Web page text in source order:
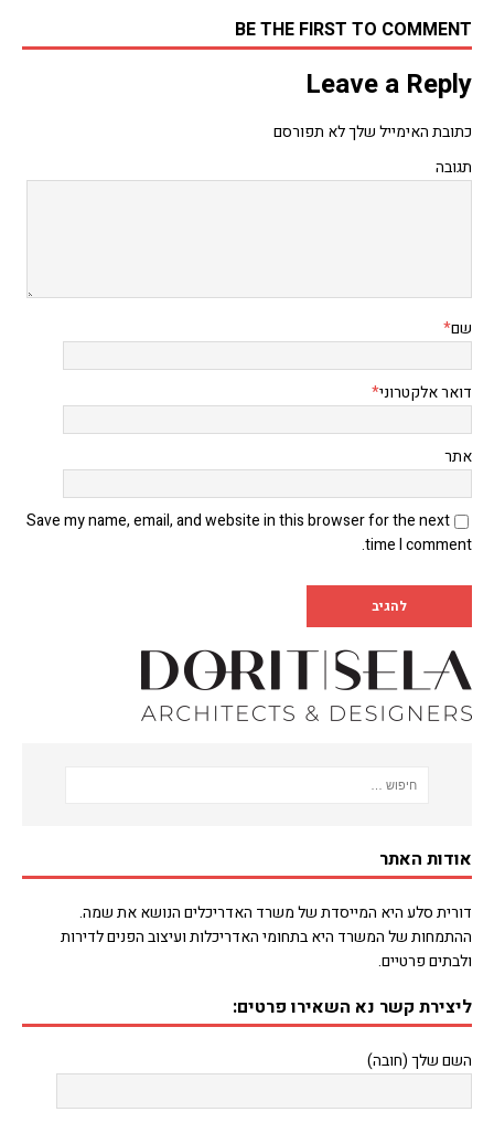
BE THE FIRST TO COMMENT
Leave a Reply
כתובת האימייל שלך לא תפורסם
תגובה
שם*
דואר אלקטרוני*
אתר
Save my name, email, and website in this browser for the next
time I comment.
אודות האתר
דורית סלע היא המייסדת של משרד האדריכלים הנושא את שמה.
ההתמחות של המשרד היא בתחומי האדריכלות ועיצוב הפנים לדירות
ולבתים פרטיים.
ליצירת קשר נא השאירו פרטים:
השם שלך (חובה)